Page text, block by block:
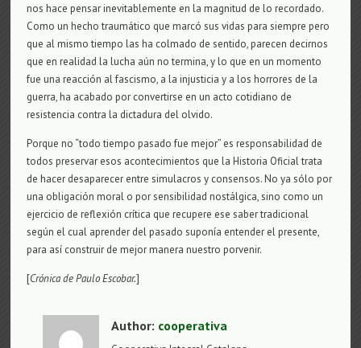
nos hace pensar inevitablemente en la magnitud de lo recordado.
Como un hecho traumático que marcó sus vidas para siempre pero
que al mismo tiempo las ha colmado de sentido, parecen decirnos
que en realidad la lucha aún no termina, y lo que en un momento
fue una reacción al fascismo, a la injusticia y a los horrores de la
guerra, ha acabado por convertirse en un acto cotidiano de
resistencia contra la dictadura del olvido.
Porque no “todo tiempo pasado fue mejor” es responsabilidad de
todos preservar esos acontecimientos que la Historia Oficial trata
de hacer desaparecer entre simulacros y consensos. No ya sólo por
una obligación moral o por sensibilidad nostálgica, sino como un
ejercicio de reflexión crítica que recupere ese saber tradicional
según el cual aprender del pasado suponía entender el presente,
para así construir de mejor manera nuestro porvenir.
[Crónica de Paulo Escobar.]
Author: cooperativa